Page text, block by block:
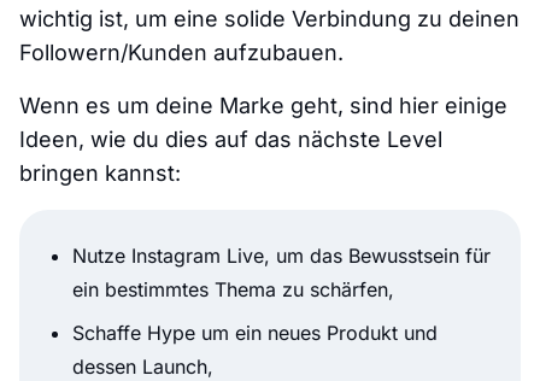
wichtig ist, um eine solide Verbindung zu deinen
Followern/Kunden aufzubauen.
Wenn es um deine Marke geht, sind hier einige
Ideen, wie du dies auf das nächste Level
bringen kannst:
Nutze Instagram Live, um das Bewusstsein für
ein bestimmtes Thema zu schärfen,
Schaffe Hype um ein neues Produkt und
dessen Launch,